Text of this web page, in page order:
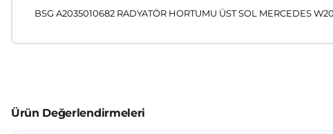
BSG A2035010682 RADYATÖR HORTUMU ÜST SOL MERCEDES